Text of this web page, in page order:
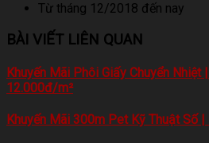
Từ tháng 12/2018 đến nay
BÀI VIẾT LIÊN QUAN
Khuyến Mãi Phôi Giấy Chuyển Nhiệt
12.000đ/m²
Khuyến Mãi 300m Pet Kỹ Thuật Số